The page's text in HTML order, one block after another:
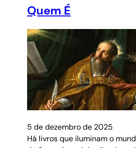
Quem É
5 de dezembro de 2025
Há livros que iluminam o